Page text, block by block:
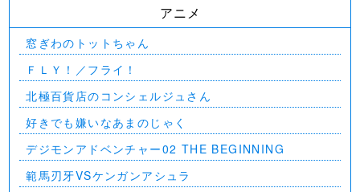
アニメ
窓ぎわのトットちゃん
ＦＬＹ！／フライ！
北極百貨店のコンシェルジュさん
好きでも嫌いなあまのじゃく
デジモンアドベンチャー02 THE BEGINNING
範馬刃牙VSケンガンアシュラ